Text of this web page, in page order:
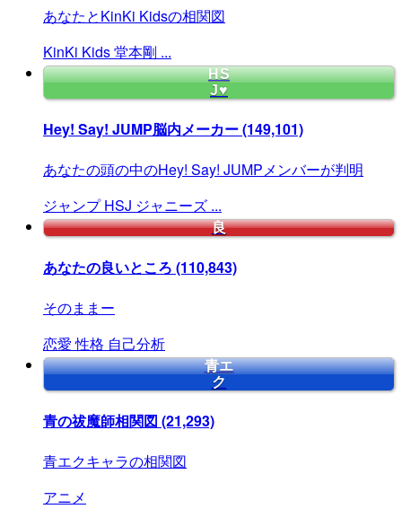
あなたとKinKi Kidsの相関図
KinKi Kids堂本剛 ...
HS
J♥
Hey! Say! JUMP脳内メーカー(149,101)
あなたの頭の中のHey! Say! JUMPメンバーが判明
ジャンプ HSJ ジャニーズ ...
良
あなたの良いところ (110,843)
そのままー
恋愛 性格 自己分析
青エ
ク
青の祓魔師相関図 (21,293)
青エクキャラの相関図
アニメ